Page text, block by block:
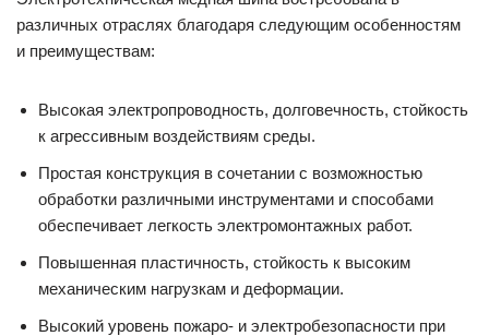
различных отраслях благодаря следующим особенностям
и преимуществам:
Высокая электропроводность, долговечность, стойкость
к агрессивным воздействиям среды.
Простая конструкция в сочетании с возможностью
обработки различными инструментами и способами
обеспечивает легкость электромонтажных работ.
Повышенная пластичность, стойкость к высоким
механическим нагрузкам и деформации.
Высокий уровень пожаро- и электробезопасности при